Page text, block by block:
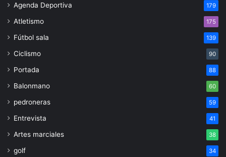
Agenda Deportiva 179
Atletismo 175
Fútbol sala 139
Ciclismo 90
Portada 88
Balonmano 60
pedroneras 59
Entrevista 41
Artes marciales 38
golf 34